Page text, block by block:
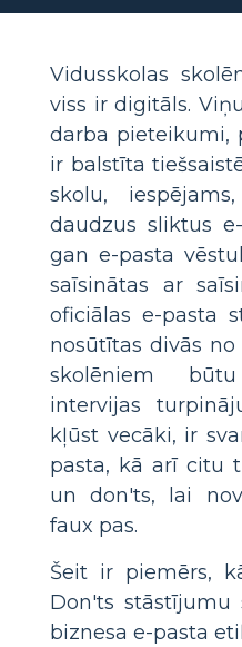
Vidusskolas
viss ir digitāls.
darba pieteikumi,
ir balstīta
skolu,
daudzus sliktus
gan e-pasta
saīsinātas ar
oficiālas e-pasta
nosūtītas divās
skolēniem
intervijas
kļūst vecāki, ir
pasta, kā arī citu
un don'ts, lai
faux pas.
Šeit ir piemērs,
Don'ts stāstījumu
biznesa e-pasta